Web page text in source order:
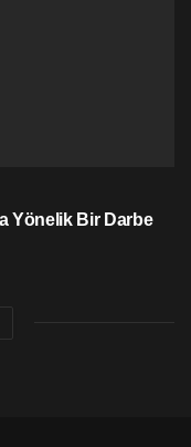
Yönelik Bir Darbe